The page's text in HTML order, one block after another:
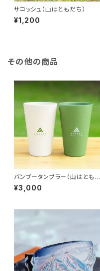
サコッシュ（山はともだち）
¥1,200
その他の商品
バンブータンブラー（山はともだ
ち）× 2個セット
¥3,000